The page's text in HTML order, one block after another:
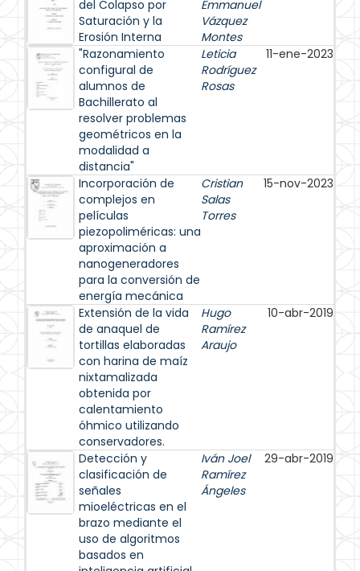
del Colapso por
Saturación y la
Erosión Interna
Emmanuel
Vázquez
Montes
"Razonamiento
configural de
alumnos de
Bachillerato al
resolver problemas
geométricos en la
modalidad a
distancia"
Leticia
Rodríguez
Rosas
11-ene-2023
Incorporación de
complejos en
películas
piezopoliméricas: una
aproximación a
nanogeneradores
para la conversión de
energía mecánica
Cristian
Salas
Torres
15-nov-2023
Extensión de la vida
de anaquel de
tortillas elaboradas
con harina de maíz
nixtamalizada
obtenida por
calentamiento
óhmico utilizando
conservadores.
Hugo
Ramírez
Araujo
10-abr-2019
Detección y
clasificación de
señales
mioeléctricas en el
brazo mediante el
uso de algoritmos
basados en
Iván Joel
Ramírez
Ángeles
29-abr-2019